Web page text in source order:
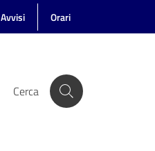
Avvisi Orari
Cerca